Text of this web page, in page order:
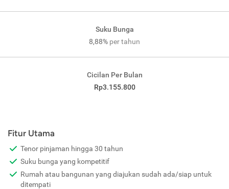
Suku Bunga
8,88% per tahun
Cicilan Per Bulan
Rp3.155.800
Fitur Utama
Tenor pinjaman hingga 30 tahun
Suku bunga yang kompetitif
Rumah atau bangunan yang diajukan sudah ada/siap untuk
ditempati